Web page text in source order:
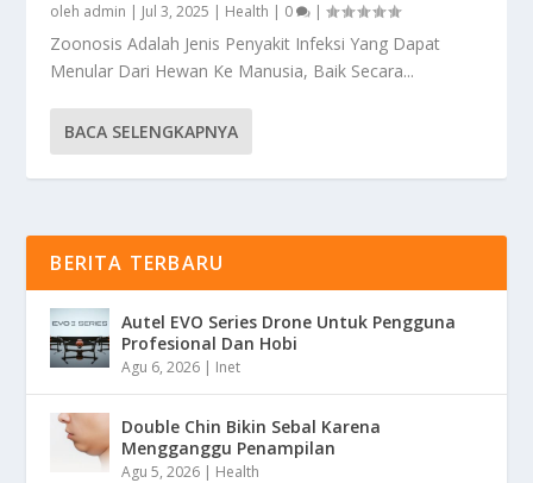
oleh admin | Jul 3, 2025 | Health | 0 |
Zoonosis Adalah Jenis Penyakit Infeksi Yang Dapat
Menular Dari Hewan Ke Manusia, Baik Secara...
BACA SELENGKAPNYA
BERITA TERBARU
Autel EVO Series Drone Untuk Pengguna
Profesional Dan Hobi
Agu 6, 2026 | Inet
Double Chin Bikin Sebal Karena
Mengganggu Penampilan
Agu 5, 2026 | Health